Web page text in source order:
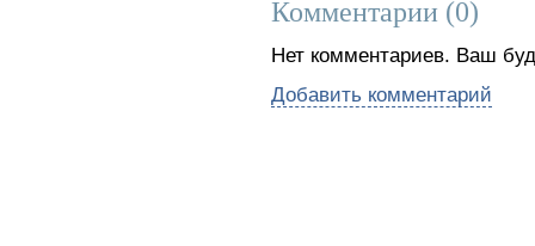
Комментарии (0)
Нет комментариев. Ваш
Добавить комментарий